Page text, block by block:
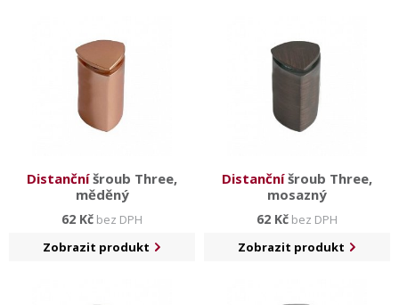
Distančníšroub Three,
měděný
62 Kč bez DPH
Zobrazit produkt
Distančníšroub Three,
mosazný
62 Kč bez DPH
Zobrazit produkt